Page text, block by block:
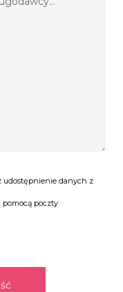
udostępnienie danych z
poczty